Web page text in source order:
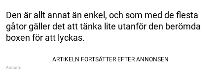
Den är allt annat än enkel, och som med de flesta
gåtor gäller det att tänka lite utanför den berömda
boxen för att lyckas.